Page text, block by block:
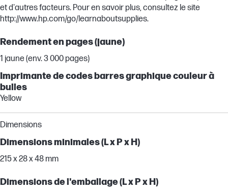
et d'autres facteurs. Pour en savoir plus, consultez le site
http://www.hp.com/go/learnaboutsupplies.
Rendement en pages (jaune)
1 jaune (env. 3 000 pages)
Imprimante de codes barres graphique couleur à
bulles
Yellow
Dimensions
Dimensions minimales (L x P x H)
215 x 28 x 48 mm
Dimensions de l'emballage (L x P x H)